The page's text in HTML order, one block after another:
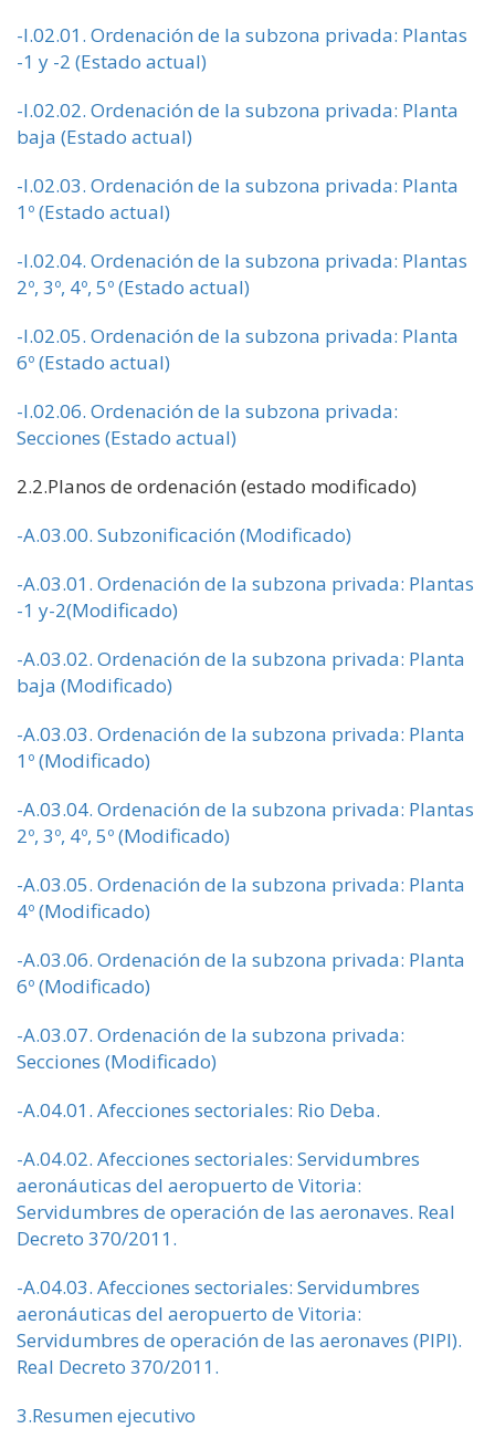
-I.02.01. Ordenación de la subzona privada: Plantas
-1 y -2 (Estado actual)
-I.02.02. Ordenación de la subzona privada: Planta
baja (Estado actual)
-I.02.03. Ordenación de la subzona privada: Planta
1º (Estado actual)
-I.02.04. Ordenación de la subzona privada: Plantas
2º, 3º, 4º, 5º (Estado actual)
-I.02.05. Ordenación de la subzona privada: Planta
6º (Estado actual)
-I.02.06. Ordenación de la subzona privada:
Secciones (Estado actual)
2.2.Planos de ordenación (estado modificado)
-A.03.00. Subzonificación (Modificado)
-A.03.01. Ordenación de la subzona privada: Plantas
-1 y-2(Modificado)
-A.03.02. Ordenación de la subzona privada: Planta
baja (Modificado)
-A.03.03. Ordenación de la subzona privada: Planta
1º (Modificado)
-A.03.04. Ordenación de la subzona privada: Plantas
2º, 3º, 4º, 5º (Modificado)
-A.03.05. Ordenación de la subzona privada: Planta
4º (Modificado)
-A.03.06. Ordenación de la subzona privada: Planta
6º (Modificado)
-A.03.07. Ordenación de la subzona privada:
Secciones (Modificado)
-A.04.01. Afecciones sectoriales: Rio Deba.
-A.04.02. Afecciones sectoriales: Servidumbres
aeronáuticas del aeropuerto de Vitoria:
Servidumbres de operación de las aeronaves. Real
Decreto 370/2011.
-A.04.03. Afecciones sectoriales: Servidumbres
aeronáuticas del aeropuerto de Vitoria:
Servidumbres de operación de las aeronaves (PIPI).
Real Decreto 370/2011.
3.Resumen ejecutivo